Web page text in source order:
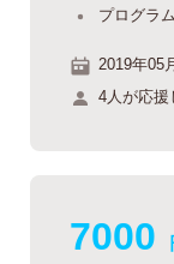
プログラ
2019年05
4人が応援
7000